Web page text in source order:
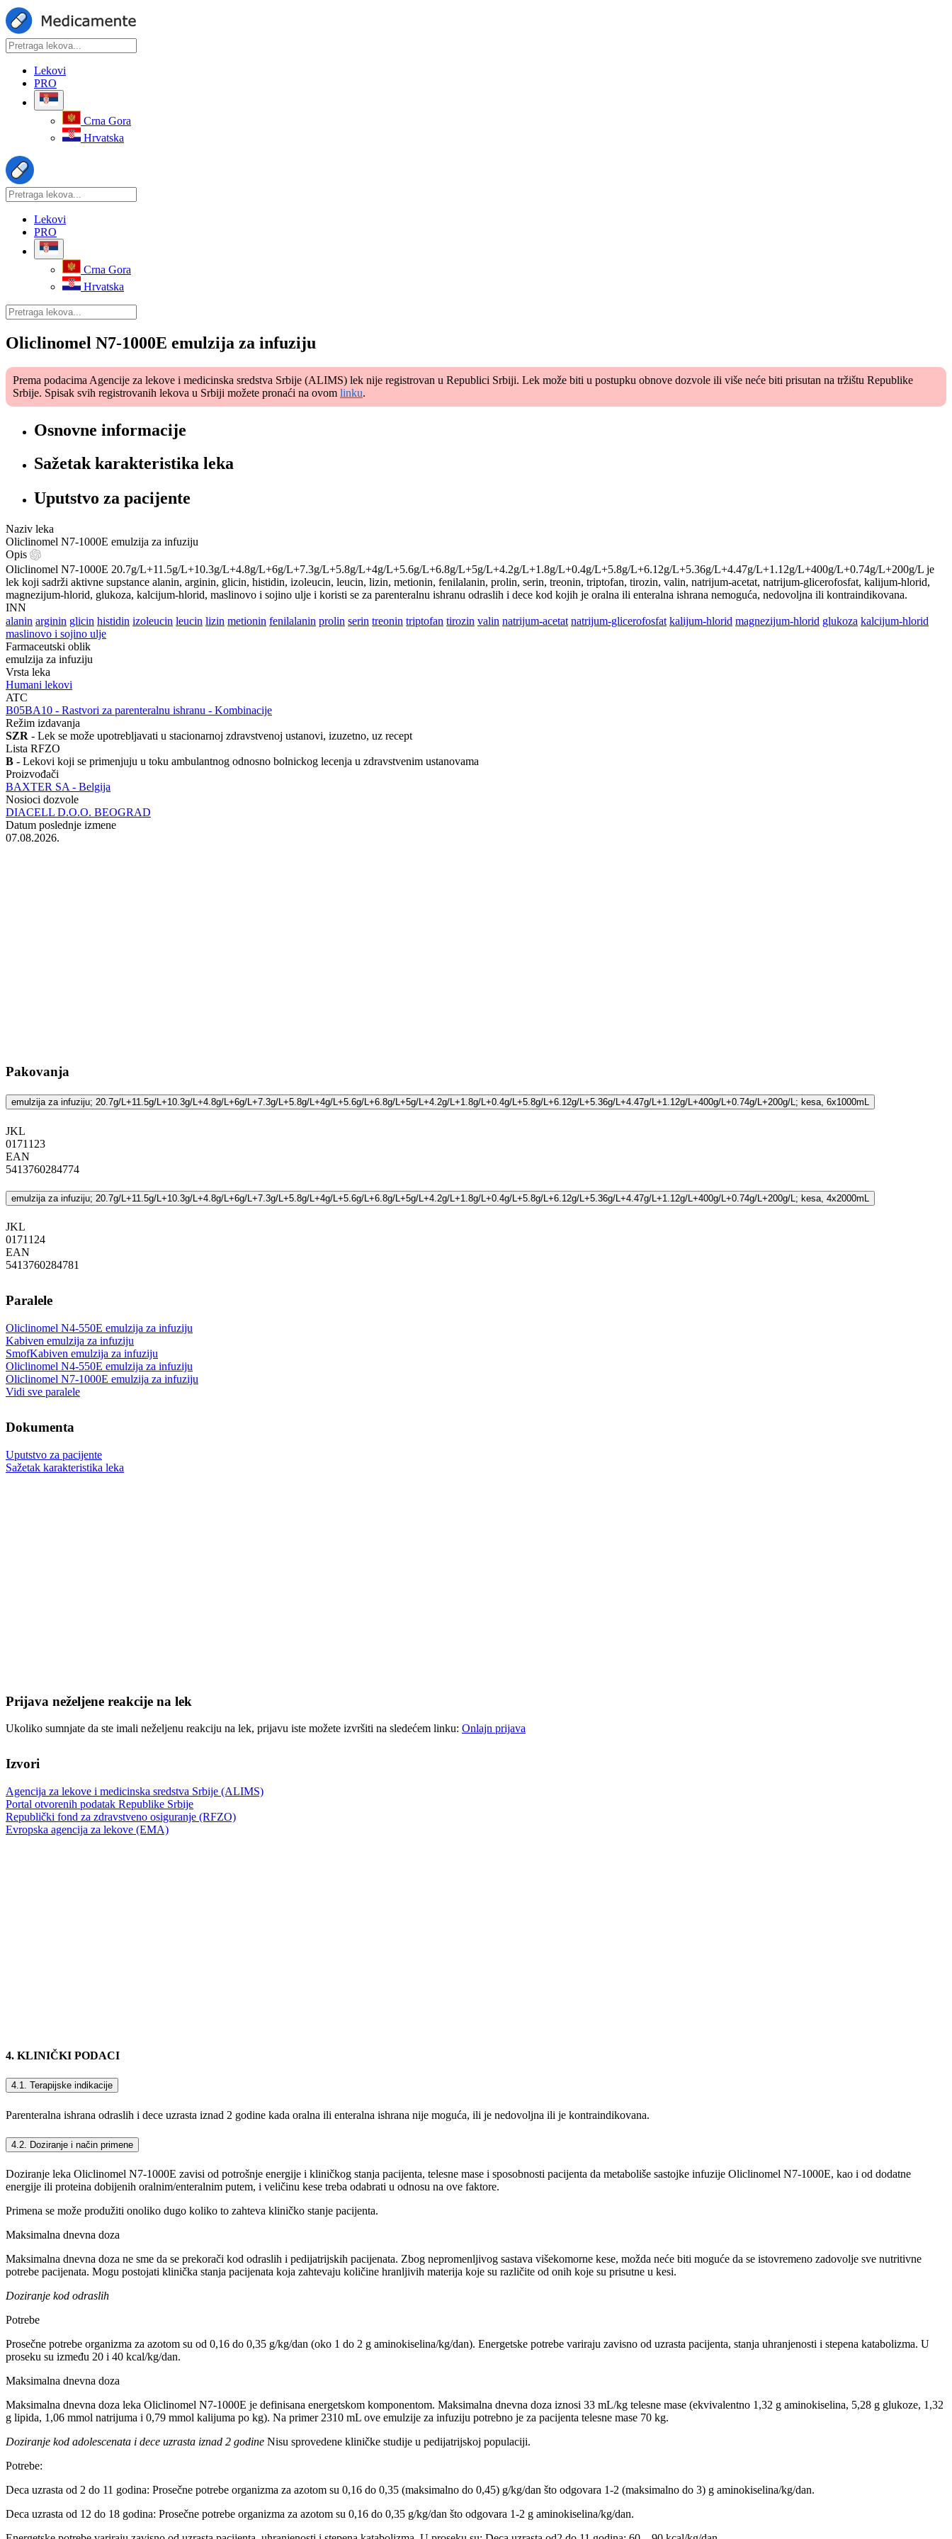
Lekovi
PRO
Crna Gora
Hrvatska
Lekovi
PRO
Crna Gora
Hrvatska
Oliclinomel N7-1000E emulzija za infuziju
Prema podacima Agencije za lekove i medicinska sredstva Srbije (ALIMS) lek nije registrovan u Republici Srbiji. Lek može biti u postupku obnove dozvole ili više neće biti prisutan na tržištu Republike
Srbije. Spisak svih registrovanih lekova u Srbiji možete pronaći na ovom linku.
Osnovne informacije
Sažetak karakteristika leka
Uputstvo za pacijente
Naziv leka
Oliclinomel N7-1000E emulzija za infuziju
Opis
Oliclinomel N7-1000E 20.7g/L+11.5g/L+10.3g/L+4.8g/L+6g/L+7.3g/L+5.8g/L+4g/L+5.6g/L+6.8g/L+5g/L+4.2g/L+1.8g/L+0.4g/L+5.8g/L+6.12g/L+5.36g/L+4.47g/L+1.12g/L+400g/L+0.74g/L+200g/L je
lek koji sadrži aktivne supstance alanin, arginin, glicin, histidin, izoleucin, leucin, lizin, metionin, fenilalanin, prolin, serin, treonin, triptofan, tirozin, valin, natrijum-acetat, natrijum-glicerofosfat, kalijum-hlorid,
magnezijum-hlorid, glukoza, kalcijum-hlorid, maslinovo i sojino ulje i koristi se za parenteralnu ishranu odraslih i dece kod kojih je oralna ili enteralna ishrana nemoguća, nedovoljna ili kontraindikovana.
INN
alanin arginin glicin histidin izoleucin leucin lizin metionin fenilalanin prolin serin treonin triptofan tirozin valin natrijum-acetat natrijum-glicerofosfat kalijum-hlorid magnezijum-hlorid glukoza kalcijum-hlorid
maslinovo i sojino ulje
Farmaceutski oblik
emulzija za infuziju
Vrsta leka
Humani lekovi
ATC
‍B05BA10 - Rastvori za parenteralnu ishranu - Kombinacije
Režim izdavanja
SZR - Lek se može upotrebljavati u stacionarnoj zdravstvenoj ustanovi, izuzetno, uz recept
Lista RFZO
B - Lekovi koji se primenjuju u toku ambulantnog odnosno bolnickog lecenja u zdravstvenim ustanovama
Proizvođači
BAXTER SA - Belgija
Nosioci dozvole
DIACELL D.O.O. BEOGRAD
Datum poslednje izmene
07.08.2026.
Pakovanja
emulzija za infuziju; 20.7g/L+11.5g/L+10.3g/L+4.8g/L+6g/L+7.3g/L+5.8g/L+4g/L+5.6g/L+6.8g/L+5g/L+4.2g/L+1.8g/L+0.4g/L+5.8g/L+6.12g/L+5.36g/L+4.47g/L+1.12g/L+400g/L+0.74g/L+200g/L; kesa, 6x1000mL
JKL
‍0171123
EAN
5413760284774
emulzija za infuziju; 20.7g/L+11.5g/L+10.3g/L+4.8g/L+6g/L+7.3g/L+5.8g/L+4g/L+5.6g/L+6.8g/L+5g/L+4.2g/L+1.8g/L+0.4g/L+5.8g/L+6.12g/L+5.36g/L+4.47g/L+1.12g/L+400g/L+0.74g/L+200g/L; kesa, 4x2000mL
JKL
‍0171124
EAN
5413760284781
Paralele
Oliclinomel N4-550E emulzija za infuziju
Kabiven emulzija za infuziju
SmofKabiven emulzija za infuziju
Oliclinomel N4-550E emulzija za infuziju
Oliclinomel N7-1000E emulzija za infuziju
Vidi sve paralele
Dokumenta
Uputstvo za pacijente
Sažetak karakteristika leka
Prijava neželjene reakcije na lek
Ukoliko sumnjate da ste imali neželjenu reakciju na lek, prijavu iste možete izvršiti na sledećem linku: Onlajn prijava
Izvori
Agencija za lekove i medicinska sredstva Srbije (ALIMS)
Portal otvorenih podatak Republike Srbije
Republički fond za zdravstveno osiguranje (RFZO)
Evropska agencija za lekove (EMA)
4. KLINIČKI PODACI
4.1. Terapijske indikacije
Parenteralna ishrana odraslih i dece uzrasta iznad 2 godine kada oralna ili enteralna ishrana nije moguća, ili je nedovoljna ili je kontraindikovana.
4.2. Doziranje i način primene
Doziranje leka Oliclinomel N7-1000E zavisi od potrošnje energije i kliničkog stanja pacijenta, telesne mase i sposobnosti pacijenta da metaboliše sastojke infuzije Oliclinomel N7-1000E, kao i od dodatne
energije ili proteina dobijenih oralnim/enteralnim putem, i veličinu kese treba odabrati u odnosu na ove faktore.
Primena se može produžiti onoliko dugo koliko to zahteva kliničko stanje pacijenta.
Maksimalna dnevna doza
Maksimalna dnevna doza ne sme da se prekorači kod odraslih i pedijatrijskih pacijenata. Zbog nepromenljivog sastava višekomorne kese, možda neće biti moguće da se istovremeno zadovolje sve nutritivne
potrebe pacijenata. Mogu postojati klinička stanja pacijenata koja zahtevaju količine hranljivih materija koje su različite od onih koje su prisutne u kesi.
Doziranje kod odraslih
Potrebe
Prosečne potrebe organizma za azotom su od 0,16 do 0,35 g/kg/dan (oko 1 do 2 g aminokiselina/kg/dan). Energetske potrebe variraju zavisno od uzrasta pacijenta, stanja uhranjenosti i stepena katabolizma. U
proseku su između 20 i 40 kcal/kg/dan.
Maksimalna dnevna doza
Maksimalna dnevna doza leka Oliclinomel N7-1000E je definisana energetskom komponentom. Maksimalna dnevna doza iznosi 33 mL/kg telesne mase (ekvivalentno 1,32 g aminokiselina, 5,28 g glukoze, 1,32
g lipida, 1,06 mmol natrijuma i 0,79 mmol kalijuma po kg). Na primer 2310 mL ove emulzije za infuziju potrebno je za pacijenta telesne mase 70 kg.
Doziranje kod adolescenata i dece uzrasta iznad 2 godine Nisu sprovedene kliničke studije u pedijatrijskoj populaciji.
Potrebe:
Deca uzrasta od 2 do 11 godina: Prosečne potrebe organizma za azotom su 0,16 do 0,35 (maksimalno do 0,45) g/kg/dan što odgovara 1-2 (maksimalno do 3) g aminokiselina/kg/dan.
Deca uzrasta od 12 do 18 godina: Prosečne potrebe organizma za azotom su 0,16 do 0,35 g/kg/dan što odgovara 1-2 g aminokiselina/kg/dan.